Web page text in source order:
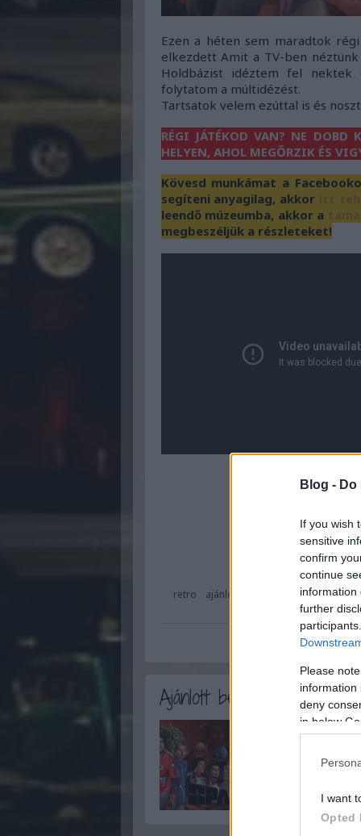
Blog -
If you wish
sensitive
confirm
continue
information
further
Please
information
deny
in below
I want
Opted
Ezen a héten sem maradtok
elkezdett Amit a TV-ben
Holdbázist idéztem fel nektek
folytatom a múltidézést.
Tartsatok velem ezúttal is és
RÉGI JÁTÉKOD VAN? NE DOBD
HELYEN, AHOL MEGŐRZIK ÉS
Kövesd munkámat a
segíteni anyagilag, akkor
leendő múzeumba, akkor a
megbeszéljük a részleteket!
retro ajánló vintage
series
Ajánlott bejegyzések: